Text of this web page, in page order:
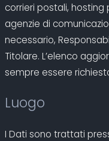
corrieri postali,
agenzie di
necessario,
Titolare. L’elenco
sempre essere
Luogo
I Dati sono trattati